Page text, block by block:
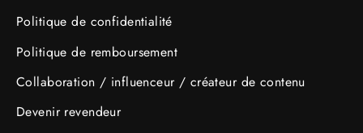
Politique de confidentialité
Politique de remboursement
Collaboration / influenceur / créateur de contenu
Devenir revendeur